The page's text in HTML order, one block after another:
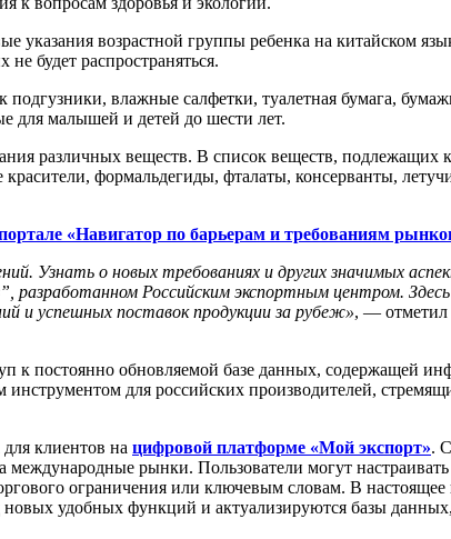
указания возрастной группы ребенка на китайском
будет распространяться.
влажные салфетки, туалетная бумага,
для малышей и детей до шести лет.
различных веществ. В список веществ, подлежащих
формальдегиды, фталаты, консерванты,
«Навигатор по барьерам и требованиям
Узнать о новых требованиях и других значимых
Российским экспортным центром.
и успешных поставок продукции за рубеж», — отметил
к постоянно обновляемой базе данных, содержащей
для российских производителей,
клиентов на цифровой платформе «Мой экспорт».
рынки. Пользователи могут
ограничения или ключевым словам. В настоящее
новых удобных функций и актуализируются базы